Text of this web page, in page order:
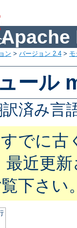
Apache
ン > バージョン 2.4 >
ール
訳済み言
でに古
近更
下さい